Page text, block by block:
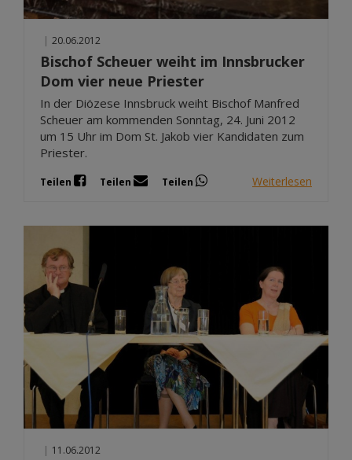
| 20.06.2012
Bischof Scheuer weiht im Innsbrucker
Dom vier neue Priester
In der Diözese Innsbruck weiht Bischof Manfred
Scheuer am kommenden Sonntag, 24. Juni 2012
um 15 Uhr im Dom St. Jakob vier Kandidaten zum
Priester.
Teilen Teilen Teilen Weiterlesen
| 11.06.2012